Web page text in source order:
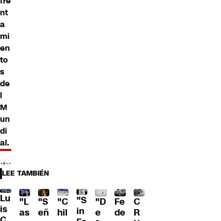
nt
a
mi
en
to
s
de
l
M
un
di
al.
LEE TAMBIÉN
Lu
is
"L
as
"S
eñ
"C
hil
"S
in
"D
e
Fe
de
C
R